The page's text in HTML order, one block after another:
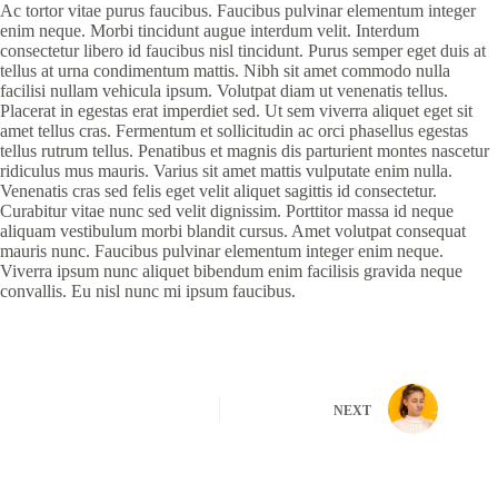
Ac tortor vitae purus faucibus. Faucibus pulvinar elementum integer
enim neque. Morbi tincidunt augue interdum velit. Interdum
consectetur libero id faucibus nisl tincidunt. Purus semper eget duis at
tellus at urna condimentum mattis. Nibh sit amet commodo nulla
facilisi nullam vehicula ipsum. Volutpat diam ut venenatis tellus.
Placerat in egestas erat imperdiet sed. Ut sem viverra aliquet eget sit
amet tellus cras. Fermentum et sollicitudin ac orci phasellus egestas
tellus rutrum tellus. Penatibus et magnis dis parturient montes nascetur
ridiculus mus mauris. Varius sit amet mattis vulputate enim nulla.
Venenatis cras sed felis eget velit aliquet sagittis id consectetur.
Curabitur vitae nunc sed velit dignissim. Porttitor massa id neque
aliquam vestibulum morbi blandit cursus. Amet volutpat consequat
mauris nunc. Faucibus pulvinar elementum integer enim neque.
Viverra ipsum nunc aliquet bibendum enim facilisis gravida neque
convallis. Eu nisl nunc mi ipsum faucibus.
NEXT